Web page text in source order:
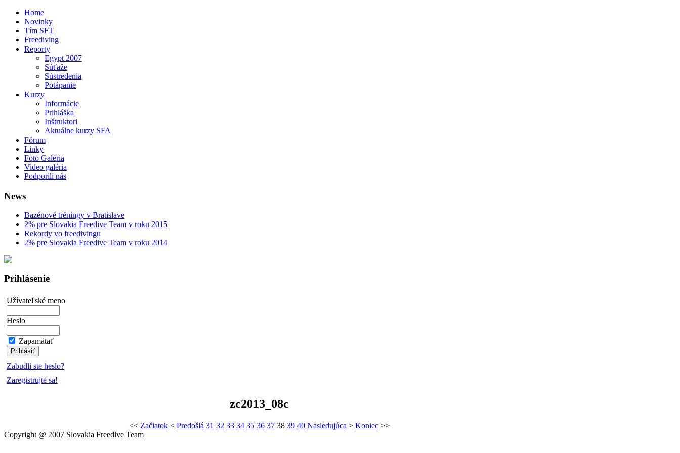
Home
Novinky
Tím SFT
Freediving
Reporty
Egypt 2007
Súťaže
Sústredenia
Potápanie
Kurzy
Informácie
Prihláška
Inštruktori
Aktuálne kurzy SFA
Fórum
Linky
Foto Galéria
Video galéria
Podporili nás
News
Bazénové tréningy v Bratislave
2% pre Slovakia Freedive Team v roku 2015
Rekordy vo freedivingu
2% pre Slovakia Freedive Team v roku 2014
Prihlásenie
Užívateľské meno
Heslo
Zapamätať
Zabudli ste heslo?
Zaregistrujte sa!
zc2013_08c
<< Začiatok< Predošlá 31 32 33 34 35 36 37 38 39 40 Nasledujúca > Koniec>>
Copyright @ 2007 Slovakia Freedive Team